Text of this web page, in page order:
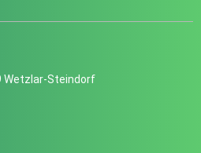
Wetzlar-Steindorf